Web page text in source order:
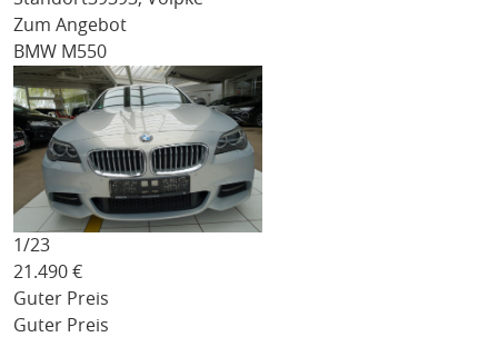
Zum Angebot
BMW M550
1/23
21.490 €
Guter Preis
Guter Preis